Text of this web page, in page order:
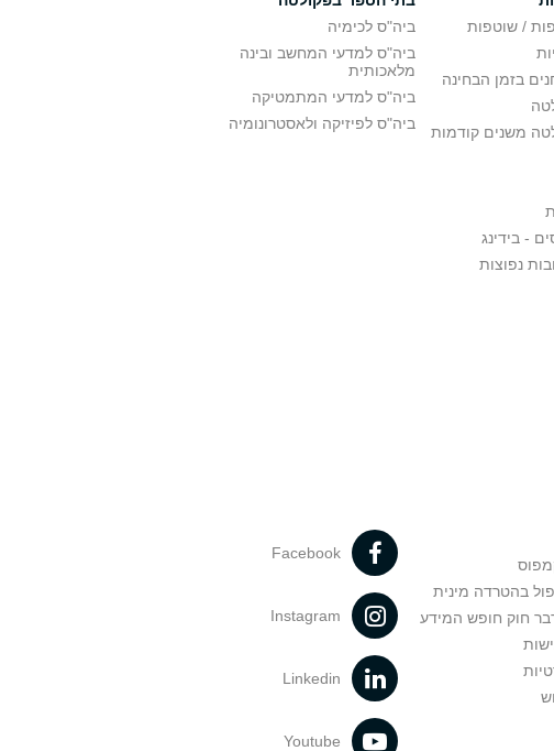
/ שוטפות
בזמן הבחינה
משנים קודמות
- בידינג
נפוצות
ביה"ס לכימיה
ביה"ס למדעי המחשב ובינה
מלאכותית
ביה"ס למדעי המתמטיקה
ביה"ס לפיזיקה ולאסטרונומיה
בהטרדה מינית
חוק חופש המידע
Facebook
Instagram
Linkedin
Youtube